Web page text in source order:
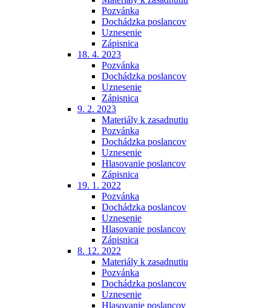
Pozvánka
Dochádzka poslancov
Uznesenie
Zápisnica
18. 4. 2023
Pozvánka
Dochádzka poslancov
Uznesenie
Zápisnica
9. 2. 2023
Materiály k zasadnutiu
Pozvánka
Dochádzka poslancov
Uznesenie
Hlasovanie poslancov
Zápisnica
19. 1. 2022
Pozvánka
Dochádzka poslancov
Uznesenie
Hlasovanie poslancov
Zápisnica
8. 12. 2022
Materiály k zasadnutiu
Pozvánka
Dochádzka poslancov
Uznesenie
Hlasovanie poslancov